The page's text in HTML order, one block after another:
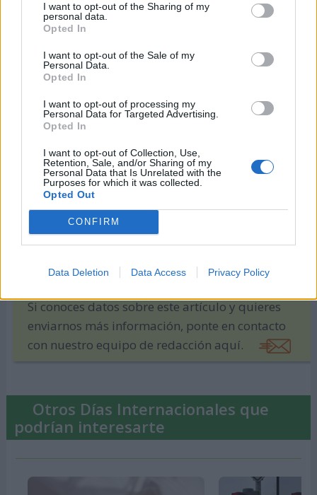
I want to opt-out of the Sharing of my
personal data.
Opted In
I want to opt-out of the Sale of my
Personal Data.
Opted In
I want to opt-out of processing my
Personal Data for Targeted Advertising.
Opted In
I want to opt-out of Collection, Use,
Retention, Sale, and/or Sharing of my
Personal Data that Is Unrelated with the
Purposes for which it was collected.
Opted Out
CONFIRM
Data Deletion Data Access Privacy Policy
sistemas sanitarios más sostenibles.
Tema 2023
El tema para 2023 es:
"Juntos de nuevo: de la
evidencia a la realidad"
Tema 2022
El tema para 2022 fue"100 años de progreso"
que la Unión Internacional de Matronas cumplió
100 años desde su creación en Bélgica.
Patricia López. Periodista.
Si conoces datos sobre este artículo y quieres
enviarnos más información, ponte en contacto
con nuestro equipo de redacción aquí.
Otros Días Internacionales que
podrían interesarte